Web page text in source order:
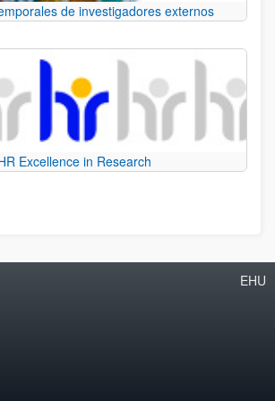
de investigadores externos
Excellence in Research
EHU